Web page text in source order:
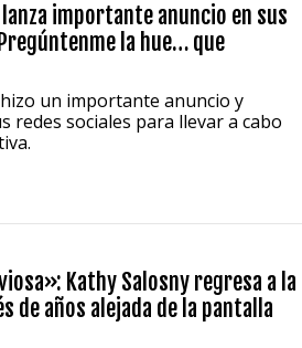
lanza importante anuncio en sus
la hue… que
un importante anuncio y
redes sociales para llevar a cabo
Kathy Salosny regresa a la
de años alejada de la pantalla